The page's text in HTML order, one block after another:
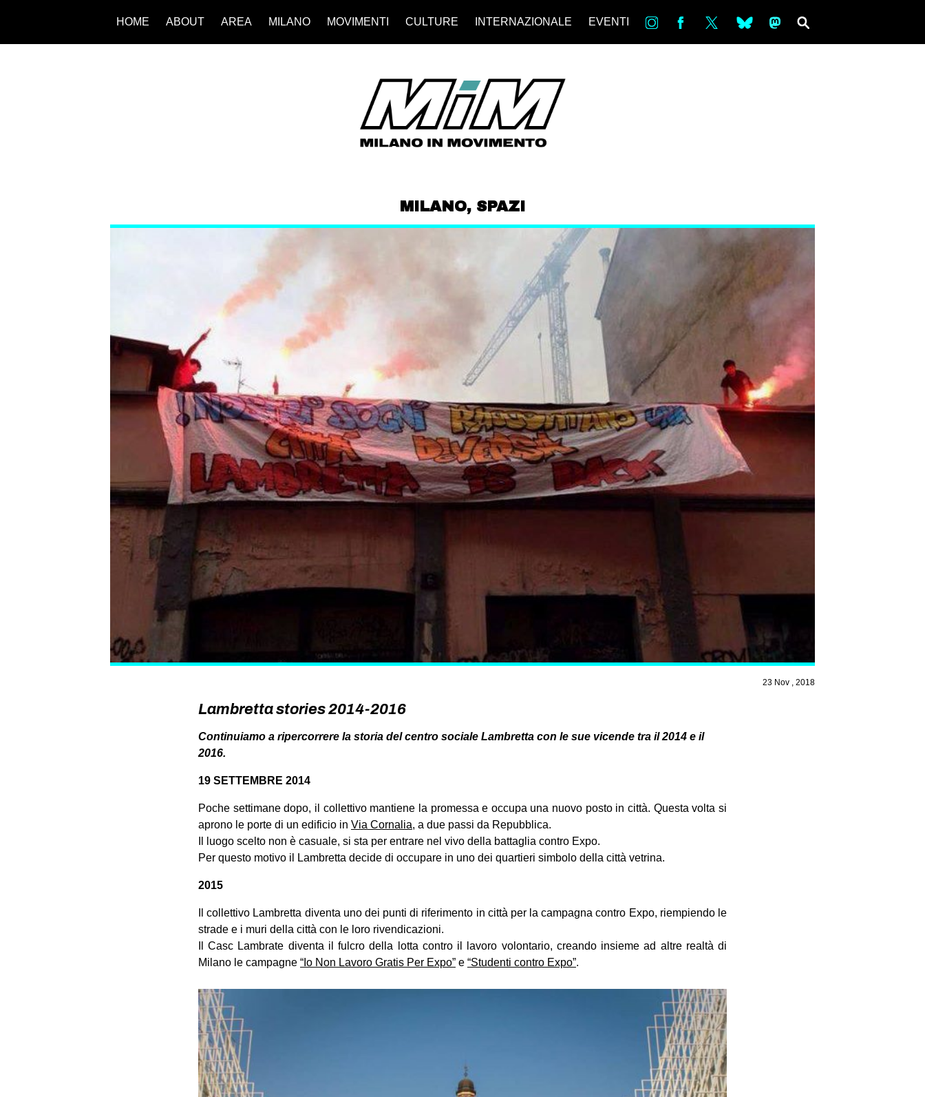
HOME ABOUT AREA MILANO MOVIMENTI CULTURE INTERNAZIONALE EVENTI in bsky ms
MILANO, SPAZI
23 Nov , 2018
Lambretta stories 2014-2016
Continuiamo a ripercorrere la storia del centro sociale Lambretta con le sue vicende tra il 2014 e il
2016.
19 SETTEMBRE 2014
Poche settimane dopo, il collettivo mantiene la promessa e occupa una nuovo posto in città. Questa volta si
aprono le porte di un edificio in Via Cornalia, a due passi da Repubblica.
Il luogo scelto non è casuale, si sta per entrare nel vivo della battaglia contro Expo.
Per questo motivo il Lambretta decide di occupare in uno dei quartieri simbolo della città vetrina.
2015
Il collettivo Lambretta diventa uno dei punti di riferimento in città per la campagna contro Expo, riempiendo le
strade e i muri della città con le loro rivendicazioni.
Il Casc Lambrate diventa il fulcro della lotta contro il lavoro volontario, creando insieme ad altre realtà di
Milano le campagne “Io Non Lavoro Gratis Per Expo” e “Studenti contro Expo”.